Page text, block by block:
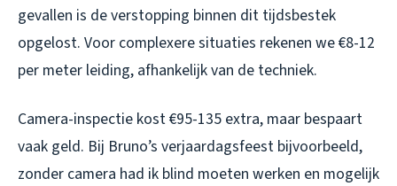
gevallen is de verstopping binnen dit tijdsbestek
opgelost. Voor complexere situaties rekenen we €8-12
per meter leiding, afhankelijk van de techniek.
Camera-inspectie kost €95-135 extra, maar bespaart
vaak geld. Bij Bruno’s verjaardagsfeest bijvoorbeeld,
zonder camera had ik blind moeten werken en mogelijk